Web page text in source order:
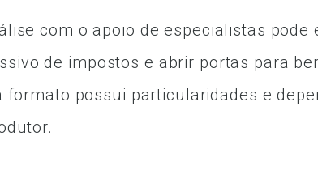
com o apoio de especialistas pode
de impostos e abrir portas para
formato possui particularidades e